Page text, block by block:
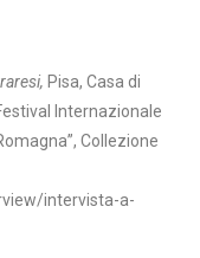
Pisa, Casa di
Internazionale
Collezione
intervista-a-